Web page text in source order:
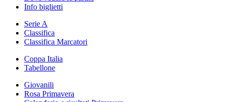
Info biglietti
Serie A
Classifica
Classifica Marcatori
Coppa Italia
Tabellone
Giovanili
Rosa Primavera